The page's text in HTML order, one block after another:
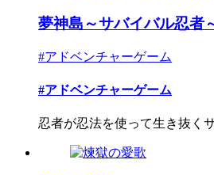
夢神島～サバイバル忍者
#アドベンチャーゲーム
#アドベンチャーゲーム
忍者が忍法を使って生き抜く